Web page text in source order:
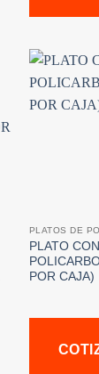
PLATOS DE
PLATO
POR CAJA)